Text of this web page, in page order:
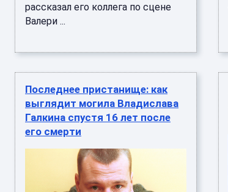
рассказал его коллега по сцене
Валери ...
Последнее пристанище: как
выглядит могила Владислава
Галкина спустя 16 лет после
его смерти